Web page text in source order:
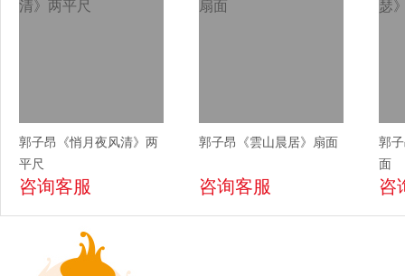
郭子昂《悄月夜风清》两
平尺
咨询客服
郭子昂《雲山晨居》扇面
咨询客服
郭
面
咨